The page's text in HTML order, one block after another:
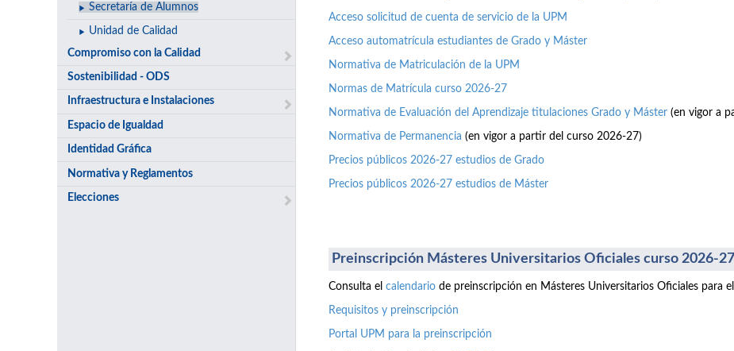
Secretaría de Alumnos
Unidad de Calidad
Compromiso con la Calidad
Sostenibilidad - ODS
Infraestructura e Instalaciones
Espacio de Igualdad
Identidad Gráfica
Normativa y Reglamentos
Elecciones
Acceso solicitud de cuenta de servicio de la UPM
Acceso automatrícula estudiantes de Grado y Máster
Normativa de Matriculación de la UPM
Normas de Matrícula curso 2026-27
Normativa de Evaluación del Aprendizaje titulaciones Grado y Máster (en vigor a
Normativa de Permanencia (en vigor a partir del curso 2026-27)
Precios públicos 2026-27 estudios de Grado
Precios públicos 2026-27 estudios de Máster
Preinscripción Másteres Universitarios Oficiales curso 2026-27
Consulta el calendario de preinscripción en Másteres Universitarios Oficiales para
Requisitos y preinscripción
Portal UPM para la preinscripción